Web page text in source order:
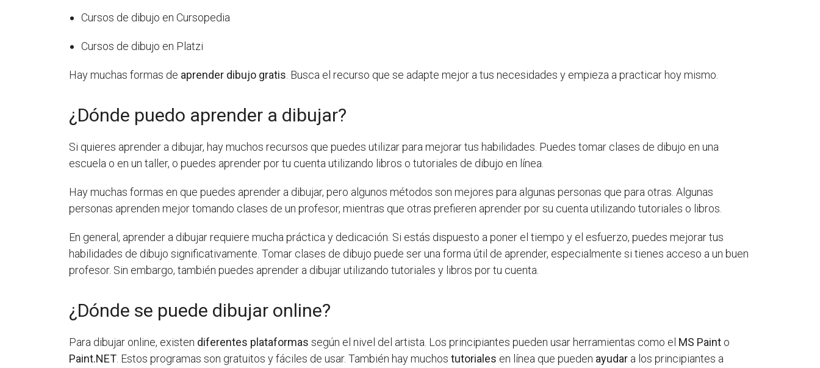
Cursos de dibujo en Cursopedia
Cursos de dibujo en Platzi
Hay muchas formas de aprender dibujo gratis . Busca el recurso que se adapte mejor a tus necesidades y empieza a practicar hoy mismo.
¿Dónde puedo aprender a dibujar?
Si quieres aprender a dibujar, hay muchos recursos que puedes utilizar para mejorar tus habilidades. Puedes tomar clases de dibujo en una
escuela o en un taller, o puedes aprender por tu cuenta utilizando libros o tutoriales de dibujo en línea.
Hay muchas formas en que puedes aprender a dibujar, pero algunos métodos son mejores para algunas personas que para otras. Algunas
personas aprenden mejor tomando clases de un profesor, mientras que otras prefieren aprender por su cuenta utilizando tutoriales o libros.
En general, aprender a dibujar requiere mucha práctica y dedicación. Si estás dispuesto a poner el tiempo y el esfuerzo, puedes mejorar tus
habilidades de dibujo significativamente. Tomar clases de dibujo puede ser una forma útil de aprender, especialmente si tienes acceso a un buen
profesor. Sin embargo, también puedes aprender a dibujar utilizando tutoriales y libros por tu cuenta.
¿Dónde se puede dibujar online?
Para dibujar online, existen diferentes plataformas según el nivel del artista. Los principiantes pueden usar herramientas como el MS Paint o
Paint.NET . Estos programas son gratuitos y fáciles de usar. También hay muchostutoriales en línea que pueden ayudar a los principiantes a